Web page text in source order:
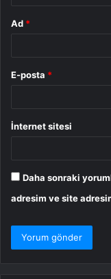
Ad *
E-posta *
İnternet sitesi
Daha sonraki
adresim ve site